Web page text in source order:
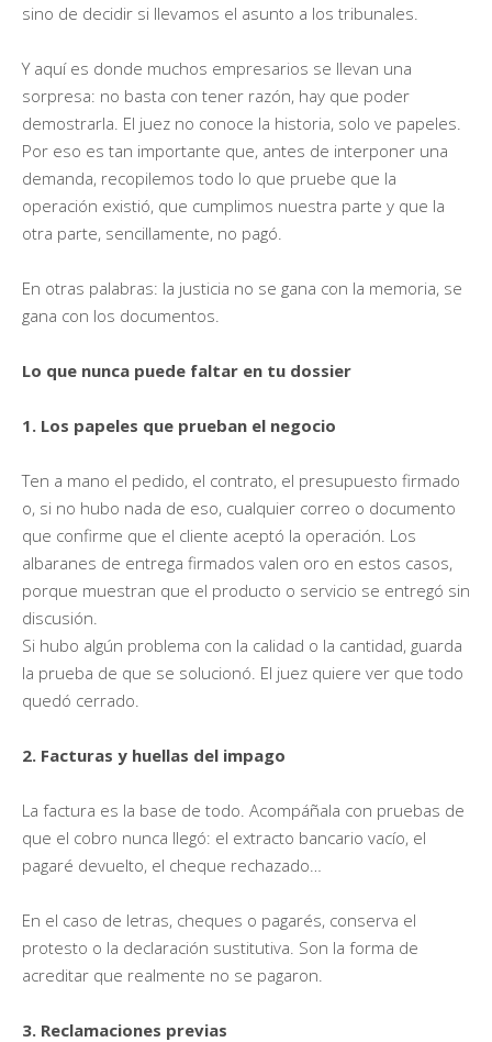
sino de decidir si llevamos el asunto a los tribunales.
Y aquí es donde muchos empresarios se llevan una
sorpresa: no basta con tener razón, hay que poder
demostrarla. El juez no conoce la historia, solo ve papeles.
Por eso es tan importante que, antes de interponer una
demanda, recopilemos todo lo que pruebe que la
operación existió, que cumplimos nuestra parte y que la
otra parte, sencillamente, no pagó.
En otras palabras: la justicia no se gana con la memoria, se
gana con los documentos.
Lo que nunca puede faltar en tu dossier
1. Los papeles que prueban el negocio
Ten a mano el pedido, el contrato, el presupuesto firmado
o, si no hubo nada de eso, cualquier correo o documento
que confirme que el cliente aceptó la operación. Los
albaranes de entrega firmados valen oro en estos casos,
porque muestran que el producto o servicio se entregó sin
discusión.
Si hubo algún problema con la calidad o la cantidad, guarda
la prueba de que se solucionó. El juez quiere ver que todo
quedó cerrado.
2. Facturas y huellas del impago
La factura es la base de todo. Acompáñala con pruebas de
que el cobro nunca llegó: el extracto bancario vacío, el
pagaré devuelto, el cheque rechazado…
En el caso de letras, cheques o pagarés, conserva el
protesto o la declaración sustitutiva. Son la forma de
acreditar que realmente no se pagaron.
3. Reclamaciones previas